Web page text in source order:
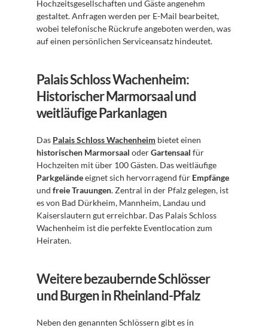
Hochzeitsgesellschaften und Gäste angenehm
gestaltet. Anfragen werden per E-Mail bearbeitet,
wobei telefonische Rückrufe angeboten werden, was
auf einen persönlichen Serviceansatz hindeutet.
Palais Schloss Wachenheim:
Historischer Marmorsaal und
weitläufige Parkanlagen
Das Palais Schloss Wachenheim
historischen Marmorsaal oder Gartensaal für
Parkgelände eignet sich hervorragend für Empfänge
und freie Trauungen. Zentral in der Pfalz gelegen, ist
es von Bad Dürkheim, Mannheim, Landau und
Kaiserslautern gut erreichbar. Das Palais Schloss
Wachenheim ist die perfekte Eventlocation zum
Heiraten.
Weitere bezaubernde Schlösser
und Burgen in Rheinland-Pfalz
Neben den genannten Schlössern gibt es in